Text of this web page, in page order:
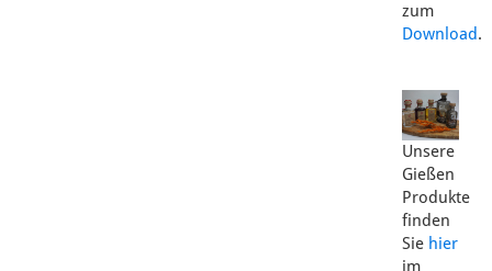
zum
Download.
Unsere
Gießen
Produkte
finden
Sie hier
im